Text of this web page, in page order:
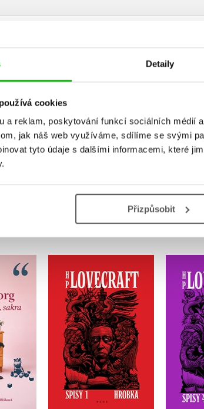
Detaily
cookies
a reklam, poskytování funkcí sociálních médií
jak náš web využíváme, sdílíme se svými
tyto údaje s dalšími informacemi, které
Přizpůsobit
Vaše hodnocení
Uživatelskou recenzi mohou vkládat
Přihlásit
MOHLO BY VÁS TAKÉ
sakra
Kč
Hrobka - Příběhy a vize
z let 1917-1920
Ondřej Müller
,
Josef Škvorecký
Do košíku
369 Kč
295 Kč
Stín